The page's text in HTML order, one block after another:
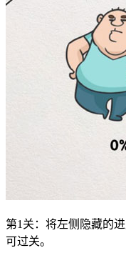
第1关：将左侧隐藏的
可过关。